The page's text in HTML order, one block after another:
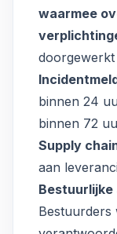
waarmee
doorgewerkt
binnen 24
binnen 72
Supply
aan
Bestuurlijke
Bestuurders